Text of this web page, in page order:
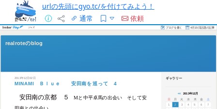
urlの先頭にgyo.tc/を付けてみよう！
通常
依頼